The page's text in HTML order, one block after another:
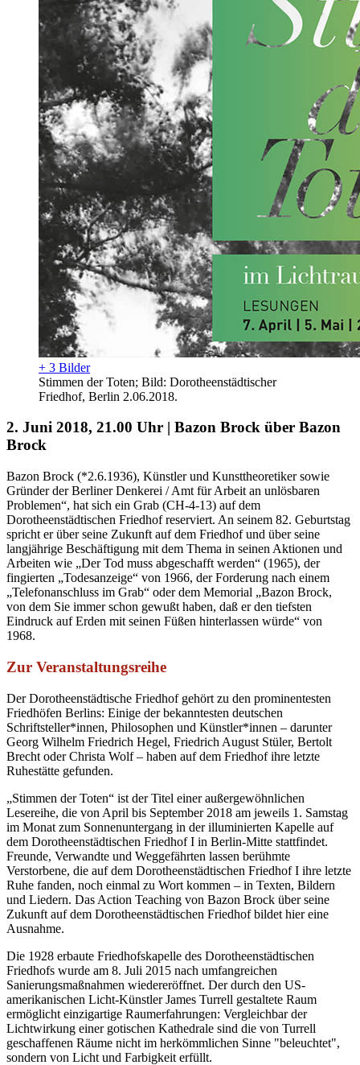
+ 3 Bilder
Stimmen der Toten; Bild: Dorotheenstädtischer
Friedhof, Berlin 2.06.2018.
2. Juni 2018, 21.00 Uhr | Bazon Brock über Bazon
Brock
Bazon Brock (*2.6.1936), Künstler und Kunsttheoretiker sowie
Gründer der Berliner Denkerei / Amt für Arbeit an unlösbaren
Problemen“, hat sich ein Grab (CH-4-13) auf dem
Dorotheenstädtischen Friedhof reserviert. An seinem 82. Geburtstag
spricht er über seine Zukunft auf dem Friedhof und über seine
langjährige Beschäftigung mit dem Thema in seinen Aktionen und
Arbeiten wie „Der Tod muss abgeschafft werden“ (1965), der
fingierten „Todesanzeige“ von 1966, der Forderung nach einem
„Telefonanschluss im Grab“ oder dem Memorial „Bazon Brock,
von dem Sie immer schon gewußt haben, daß er den tiefsten
Eindruck auf Erden mit seinen Füßen hinterlassen würde“ von
1968.
Zur Veranstaltungsreihe
Der Dorotheenstädtische Friedhof gehört zu den prominentesten
Friedhöfen Berlins: Einige der bekanntesten deutschen
Schriftsteller*innen, Philosophen und Künstler*innen – darunter
Georg Wilhelm Friedrich Hegel, Friedrich August Stüler, Bertolt
Brecht oder Christa Wolf – haben auf dem Friedhof ihre letzte
Ruhestätte gefunden.
„Stimmen der Toten“ ist der Titel einer außergewöhnlichen
Lesereihe, die von April bis September 2018 am jeweils 1. Samstag
im Monat zum Sonnenuntergang in der illuminierten Kapelle auf
dem Dorotheenstädtischen Friedhof I in Berlin-Mitte stattfindet.
Freunde, Verwandte und Weggefährten lassen berühmte
Verstorbene, die auf dem Dorotheenstädtischen Friedhof I ihre letzte
Ruhe fanden, noch einmal zu Wort kommen – in Texten, Bildern
und Liedern. Das Action Teaching von Bazon Brock über seine
Zukunft auf dem Dorotheenstädtischen Friedhof bildet hier eine
Ausnahme.
Die 1928 erbaute Friedhofskapelle des Dorotheenstädtischen
Friedhofs wurde am 8. Juli 2015 nach umfangreichen
Sanierungsmaßnahmen wiedereröffnet. Der durch den US-
amerikanischen Licht-Künstler James Turrell gestaltete Raum
ermöglicht einzig­artige Raumerfahrungen: Vergleichbar der
Lichtwirkung einer gotischen Kathedrale sind die von Turrell
geschaffenen Räume nicht im herkömmlichen Sinne "beleuchtet",
sondern von Licht und Farbigkeit erfüllt.